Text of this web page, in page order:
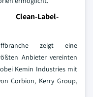
Label-
zeigt eine
Anbieter vereinten
Kemin Industries mit
Corbion, Kerry Group,